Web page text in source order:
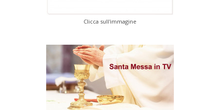
Clicca sull'immagine